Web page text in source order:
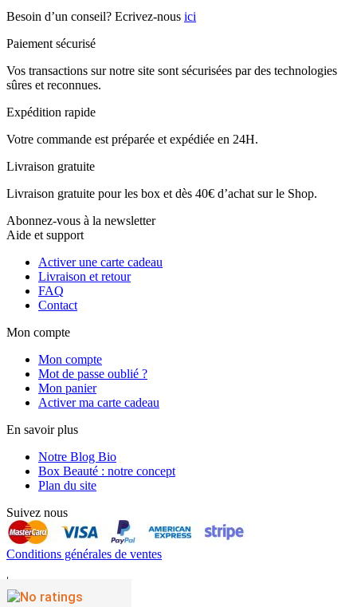
Besoin d’un conseil? Ecrivez-nous ici
Paiement sécurisé
Vos transactions sur notre site sont sécurisées par des technologies
sûres et reconnues.
Expédition rapide
Votre commande est préparée et expédiée en 24H.
Livraison gratuite
Livraison gratuite pour les box et dès 40€ d’achat sur le Shop.
Abonnez-vous à la newsletter
Aide et support
Activer une carte cadeau
Livraison et retour
FAQ
Contact
Mon compte
Mon compte
Mot de passe oublié ?
Mon panier
Activer ma carte cadeau
En savoir plus
Notre Blog Bio
Box Beauté : notre concept
Plan du site
Suivez nous
Conditions générales de ventes
|